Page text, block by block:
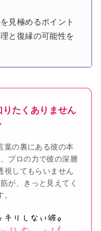
見極めるポイント
と復縁の可能性を
たくありません
葉の裏にある彼の本
プロの力で彼の深層
視してもらいません
が、きっと見えてく